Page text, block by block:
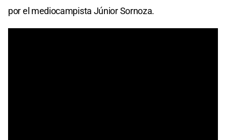
por el mediocampista Júnior Sornoza.